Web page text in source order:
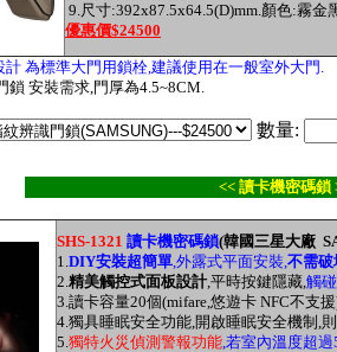
9.尺寸:392x87.5x64.5(D)mm.顏色:霧金
優惠價$24500
計 為標準大門用鎖栓,建議使用在一般室外大門.
鎖 安裝需求,門厚為4.5~8CM.
數量:
<< 讀卡機密碼鎖
SHS-1321 讀卡機密碼鎖(韓國三星大廠
1.DIY安裝超簡單,外露式平面安裝,不需破
2.精美觸控式面板設計,平時按鍵隱藏,觸
3.讀卡容量20個(mifare,悠遊卡 NFC不支
4.獨具睡眠安全功能,開啟睡眠安全機制,
5.獨特火災偵測警報功能,若室內溫度超